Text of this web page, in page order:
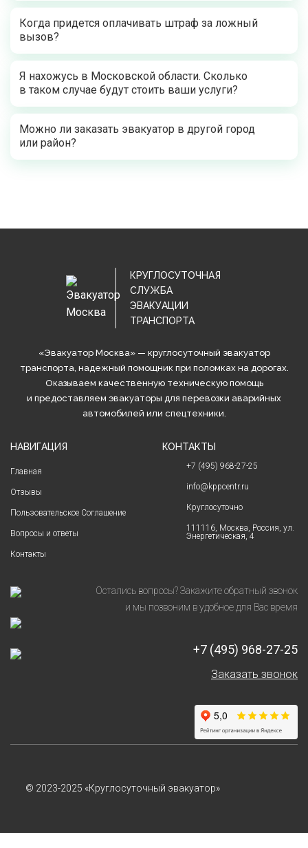
Когда придется оплачивать штраф за ложный
вызов?
Я нахожусь в Московской области. Сколько
в таком случае будут стоить ваши услуги?
Можно ли заказать эвакуатор в другой город
или район?
КРУГЛОСУТОЧНАЯ
СЛУЖБА
ЭВАКУАЦИИ
ТРАНСПОРТА
«Эвакуатор Москва» — круглосуточный эвакуатор
транспорта, надежный помощник при поломках на дорогах.
Оказываем качественную техническую помощь
и предоставляем эвакуаторы для перевозки аварийных
автомобилей или спецтехники.
НАВИГАЦИЯ
Главная
Отзывы
Пользовательское Соглашение
Вопросы и ответы
Контакты
КОНТАКТЫ
+7 (495) 968-27-25
info@kppcentr.ru
Круглосуточно
111116, Москва, Россия, ул.
Энергетическая, 4
Остались вопросы? Закажите обратный звонок
и мы позвоним в удобное для Вас время
+7 (495) 968-27-25
Заказать звонок
© 2023-2025 «Круглосуточный эвакуатор»